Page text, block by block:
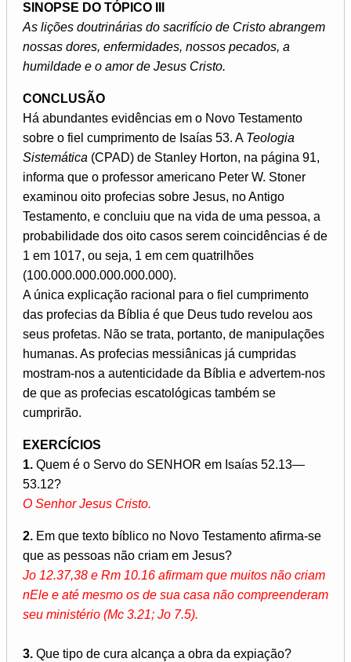
SINOPSE DO TÓPICO III
As lições doutrinárias do sacrifício de Cristo abrangem
nossas dores, enfermidades, nossos pecados, a
humildade e o amor de Jesus Cristo.
CONCLUSÃO
Há abundantes evidências em o Novo Testamento
sobre o fiel cumprimento de Isaías 53. A Teologia
Sistemática (CPAD) de Stanley Horton, na página 91,
informa que o professor americano Peter W. Stoner
examinou oito profecias sobre Jesus, no Antigo
Testamento, e concluiu que na vida de uma pessoa, a
probabilidade dos oito casos serem coincidências é de
1 em 1017, ou seja, 1 em cem quatrilhões
(100.000.000.000.000.000).
A única explicação racional para o fiel cumprimento
das profecias da Bíblia é que Deus tudo revelou aos
seus profetas. Não se trata, portanto, de manipulações
humanas. As profecias messiânicas já cumpridas
mostram-nos a autenticidade da Bíblia e advertem-nos
de que as profecias escatológicas também se
cumprirão.
EXERCÍCIOS
1. Quem é o Servo do SENHOR em Isaías 52.13—
53.12?
O Senhor Jesus Cristo.
2. Em que texto bíblico no Novo Testamento afirma-se
que as pessoas não criam em Jesus?
Jo 12.37,38 e Rm 10.16 afirmam que muitos não criam
nEle e até mesmo os de sua casa não compreenderam
seu ministério (Mc 3.21; Jo 7.5).
3. Que tipo de cura alcança a obra da expiação?